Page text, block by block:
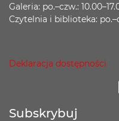
Galeria: po.–czw.:
Czytelnia i biblioteka:
Deklaracja dostępności
Subskrybuj